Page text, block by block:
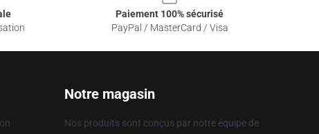
Paiement 100% sécurisé
PayPal / MasterCard / Visa
Notre magasin
Nos produits sont conçus par notre équipe de